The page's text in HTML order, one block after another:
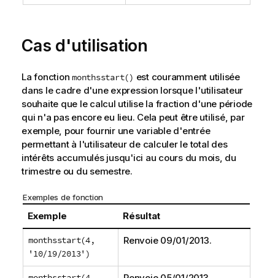
Cas d'utilisation
La fonction monthsstart() est couramment utilisée
dans le cadre d'une expression lorsque l'utilisateur
souhaite que le calcul utilise la fraction d'une période
qui n'a pas encore eu lieu. Cela peut être utilisé, par
exemple, pour fournir une variable d'entrée
permettant à l'utilisateur de calculer le total des
intérêts accumulés jusqu'ici au cours du mois, du
trimestre ou du semestre.
Exemples de fonction
Exemple Résultat
monthsstart(4,
'10/19/2013')
Renvoie 09/01/2013.